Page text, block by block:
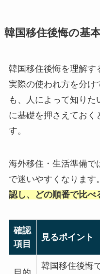
韓国移住後悔の基
韓国移住後悔を理解す
実際の使われ方を分け
も、人によって知り
に基礎を押さえておく
す。
海外移住・生活準備で
で迷いやすくなります
認し、どの順番で比べ
確認
項目
見るポイント
韓国移住後悔